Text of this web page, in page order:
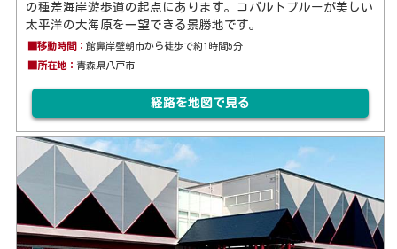
の種差海岸遊歩道の起点にあります。コバルトブルーが美しい
太平洋の大海原を一望できる景勝地です。
■移動時間：館鼻岸壁朝市から徒歩で約1時間5分
■所在地： 青森県八戸市
経路を地図で見る